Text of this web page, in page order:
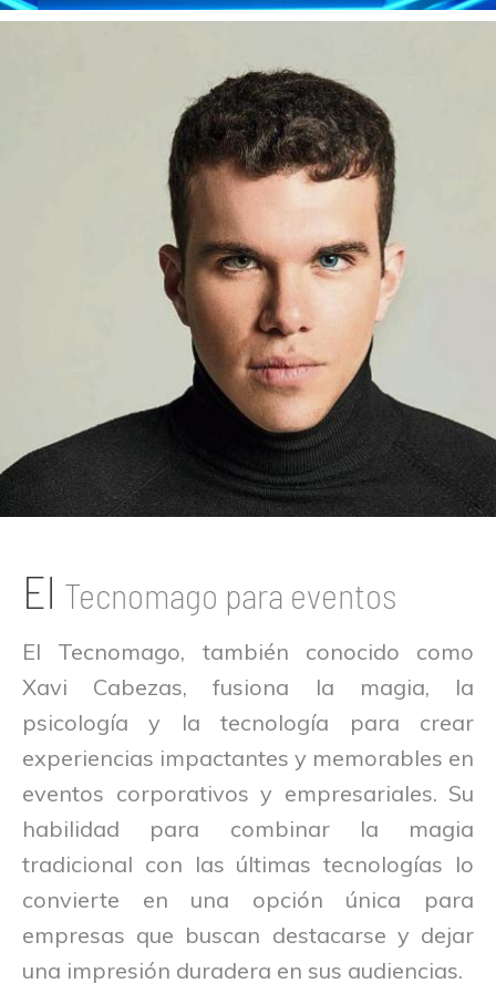
El Tecnomago para eventos
El Tecnomago, también conocido como
Xavi Cabezas, fusiona la magia, la
psicología y la tecnología para crear
experiencias impactantes y memorables en
eventos corporativos y empresariales. Su
habilidad para combinar la magia
tradicional con las últimas tecnologías lo
convierte en una opción única para
empresas que buscan destacarse y dejar
una impresión duradera en sus audiencias.